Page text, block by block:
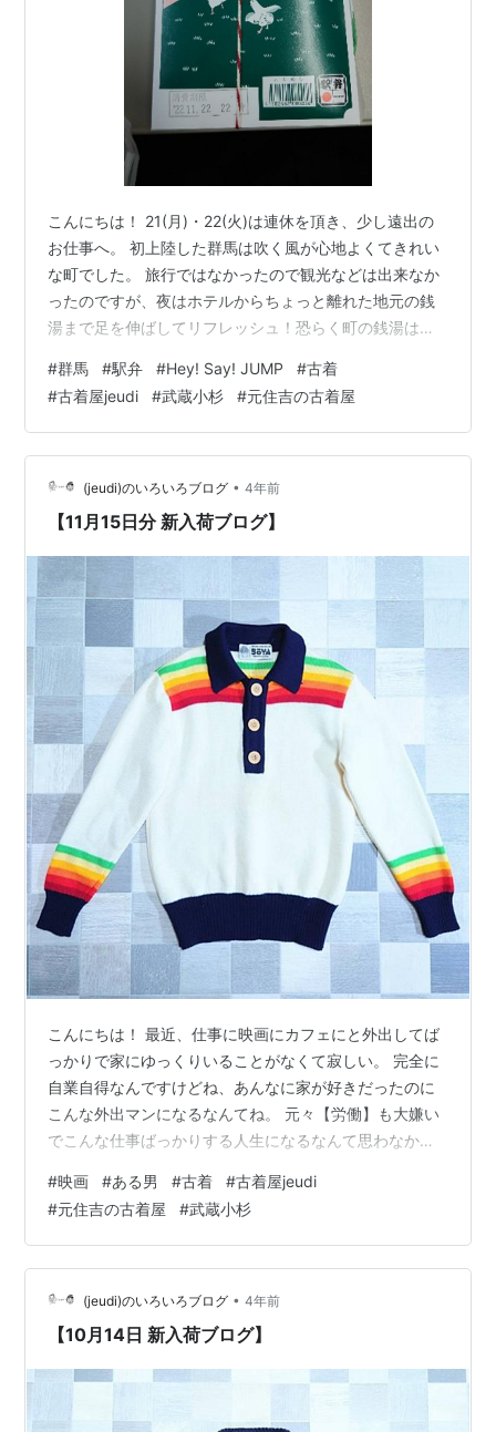
こんにちは！ 21(月)・22(火)は連休を頂き、少し遠出の
お仕事へ。 初上陸した群馬は吹く風が心地よくてきれい
な町でした。 旅行ではなかったので観光などは出来なか
ったのですが、夜はホテルからちょっと離れた地元の銭
湯まで足を伸ばしてリフレッシュ！恐らく町の銭湯は十
ながら帰路につきました。笑 たまにはと買った駅弁も美
味しかったし、めちゃくちゃ疲れましたが心も満たされ
た良き出張になりました。ありがとう、群馬〜〜〜！ さ
てさて、2日分たまってますので本日はドドンとご紹介し
ていきます。 20日分 【テーマ：ラルフローレン】 90’s
POLO RALP…
#群馬 #駅弁 #Hey! Say! JUMP #古着
#古着屋jeudi #武蔵小杉 #元住吉の古着屋
(jeudi)のいろいろブログ • 4年前
【11月15日分 新入荷ブログ】
こんにちは！ 最近、仕事に映画にカフェにと外出してば
っかりで家にゆっくりいることがなくて寂しい。 完全に
自業自得なんですけどね、あんなに家が好きだったのに
こんな外出マンになるなんてね。 元々【労働】も大嫌い
でこんな仕事ばっかりする人生になるなんて思わなかっ
人、自分を生成してるもの(こと)ががらりと変わって価値
観も変化して、、、誰の為でもない自分の人生をマイペ
ースに歩んでるな〜〜と思ったりしてる。 今の目標は
凪！ 大好きなもの(もの)を守る為に【鋼鉄の凪】を手に
入れることが2023年最大の目標！！！ (あれ、、、師走
かな、、) さぁ、今日も安定の…
#映画 #ある男 #古着 #古着屋jeudi
#元住吉の古着屋 #武蔵小杉
(jeudi)のいろいろブログ • 4年前
【10月14日 新入荷ブログ】